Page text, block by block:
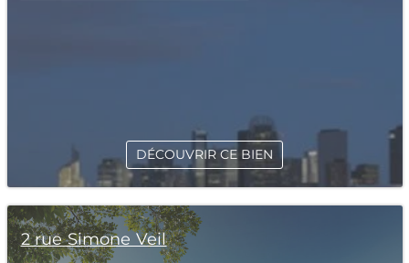
DÉCOUVRIR CE BIEN
2 rue Simone Veil